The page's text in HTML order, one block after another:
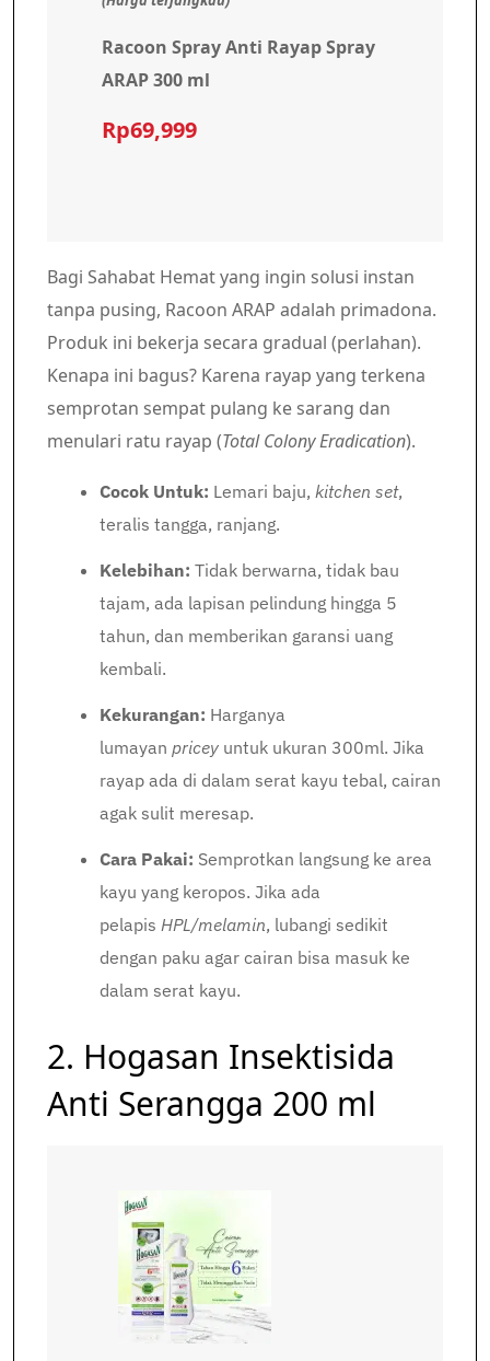
Racoon Spray Anti Rayap Spray
ARAP 300 ml
Rp69,999
Bagi Sahabat Hemat yang ingin solusi instan
tanpa pusing, Racoon ARAP adalah primadona.
Produk ini bekerja secara gradual (perlahan).
Kenapa ini bagus? Karena rayap yang terkena
semprotan sempat pulang ke sarang dan
menulari ratu rayap (Total Colony Eradication).
Cocok Untuk: Lemari baju, kitchen set,
teralis tangga, ranjang.
Kelebihan: Tidak berwarna, tidak bau
tajam, ada lapisan pelindung hingga 5
tahun, dan memberikan garansi uang
kembali.
Kekurangan: Harganya
lumayan pricey untuk ukuran 300ml. Jika
rayap ada di dalam serat kayu tebal, cairan
agak sulit meresap.
Cara Pakai: Semprotkan langsung ke area
kayu yang keropos. Jika ada
pelapis HPL/melamin, lubangi sedikit
dengan paku agar cairan bisa masuk ke
dalam serat kayu.
2. Hogasan Insektisida
Anti Serangga 200 ml